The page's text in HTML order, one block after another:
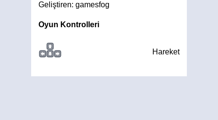
Geliştiren: gamesfog
Oyun Kontrolleri
Hareket